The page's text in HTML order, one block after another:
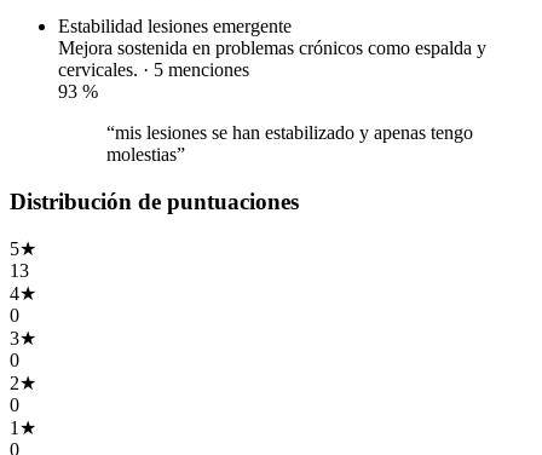
Estabilidad lesiones emergente
Mejora sostenida en problemas crónicos como espalda y
cervicales. · 5 menciones
93 %
“mis lesiones se han estabilizado y apenas tengo
molestias”
Distribución de puntuaciones
5★
13
4★
0
3★
0
2★
0
1 ★
0